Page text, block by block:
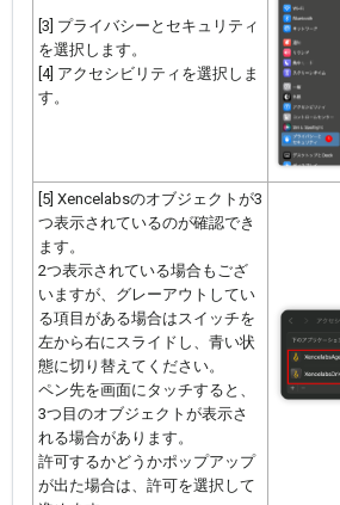
[3] プライバシーとセキュリティ
を選択します。
[4] アクセシビリティを選択しま
す。
[5] Xencelabsのオブジェクトが3
つ表示されているのが確認でき
ます。
2つ表示されている場合もござ
いますが、グレーアウトしてい
る項目がある場合はスイッチを
左から右にスライドし、青い状
態に切り替えてください。
ペン先を画面にタッチすると、
3つ目のオブジェクトが表示さ
れる場合があります。
許可するかどうかポップアップ
が出た場合は、許可を選択して